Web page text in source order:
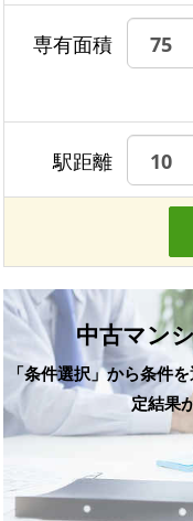
専有面積
駅距離
中古マン
「条件選択」から条件
定結果